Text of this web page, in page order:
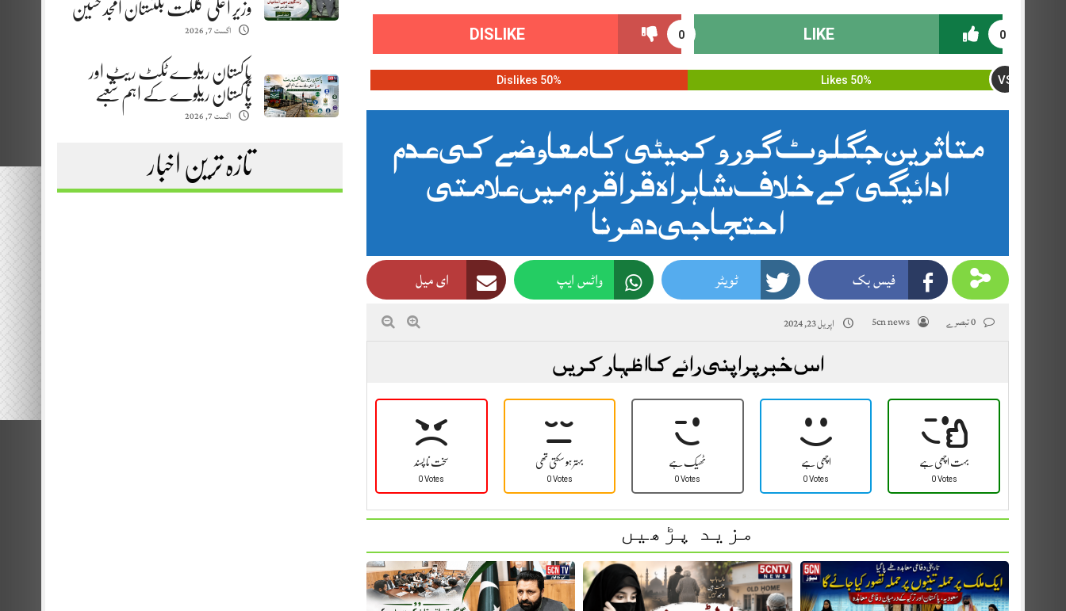
وزیر اعلیٰ گلگت بلتستان امجد حسین
اگست 7, 2026
پاکستان ریلوے ٹکٹ ریٹ اور
پاکستان ریلوے کے اہم شعبے
اگست 7, 2026
تازہ ترین اخبار
0
LIKE
0
DISLIKE
50% Likes VS
50% Dislikes
متاثرین جگلوٹ گورو کمیٹی کا معاوضے کی عدم
ادائیگی کے خلاف شاہراہ قراقرم میں علامتی
احتجاجی دھرنا
فیس بک ٹویٹر واٹس ایپ ای میل
5cn news اپریل 23, 2024
اس خبر پر اپنی رائے کا اظہار کریں
سخت نا پسند
0 Votes
بہتر ہو سکتی تھی
0 Votes
ٹھیک ہے
0 Votes
اچھی ہے
0 Votes
بہت اچھی ہے
0 Votes
مزید پڑھیں